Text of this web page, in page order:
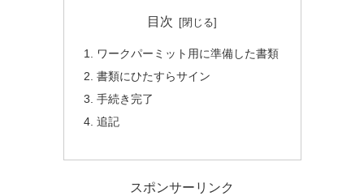
目次
ワークパーミット用に準備した書類
書類にひたすらサイン
手続き完了
追記
スポンサーリンク